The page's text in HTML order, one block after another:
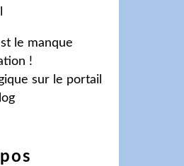
le manque
!
sur le portail